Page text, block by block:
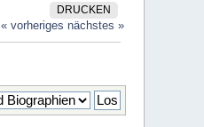
DRUCKEN
« vorheriges nächstes »